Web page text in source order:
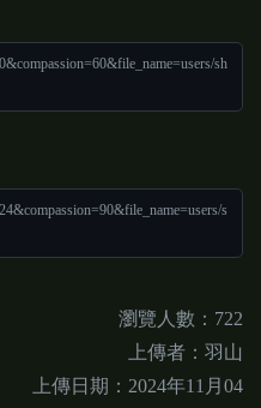
sh
s
瀏覽人數：722
上傳者：羽山
上傳日期：2024年11月04